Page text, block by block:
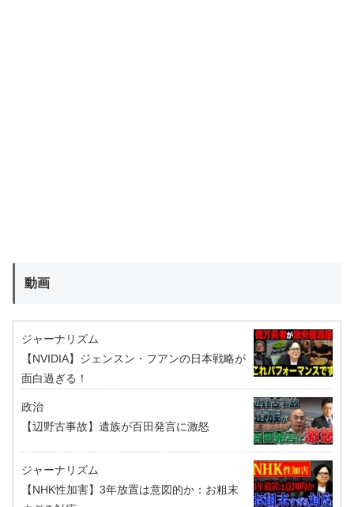
動画
ジャーナリズム
【NVIDIA】ジェンスン・フアンの日本戦略が
面白過ぎる！
政治
【辺野古事故】遺族が百田発言に激怒
ジャーナリズム
【NHK性加害】3年放置は意図的か：お粗末